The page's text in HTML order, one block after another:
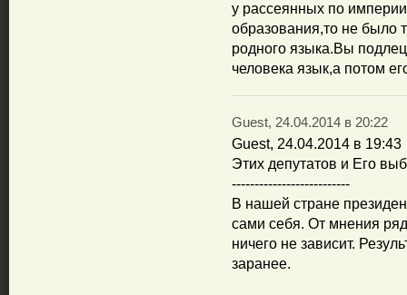
у рассеянных по
образования,то не было
родного языка.Вы
человека язык,а потом
Guest, 24.04.2014 в 20:22
Guest, 24.04.2014 в 19:43
Этих депутатов и Его
--------------------------
В нашей стране
сами себя. От мнения
ничего не зависит.
заранее.